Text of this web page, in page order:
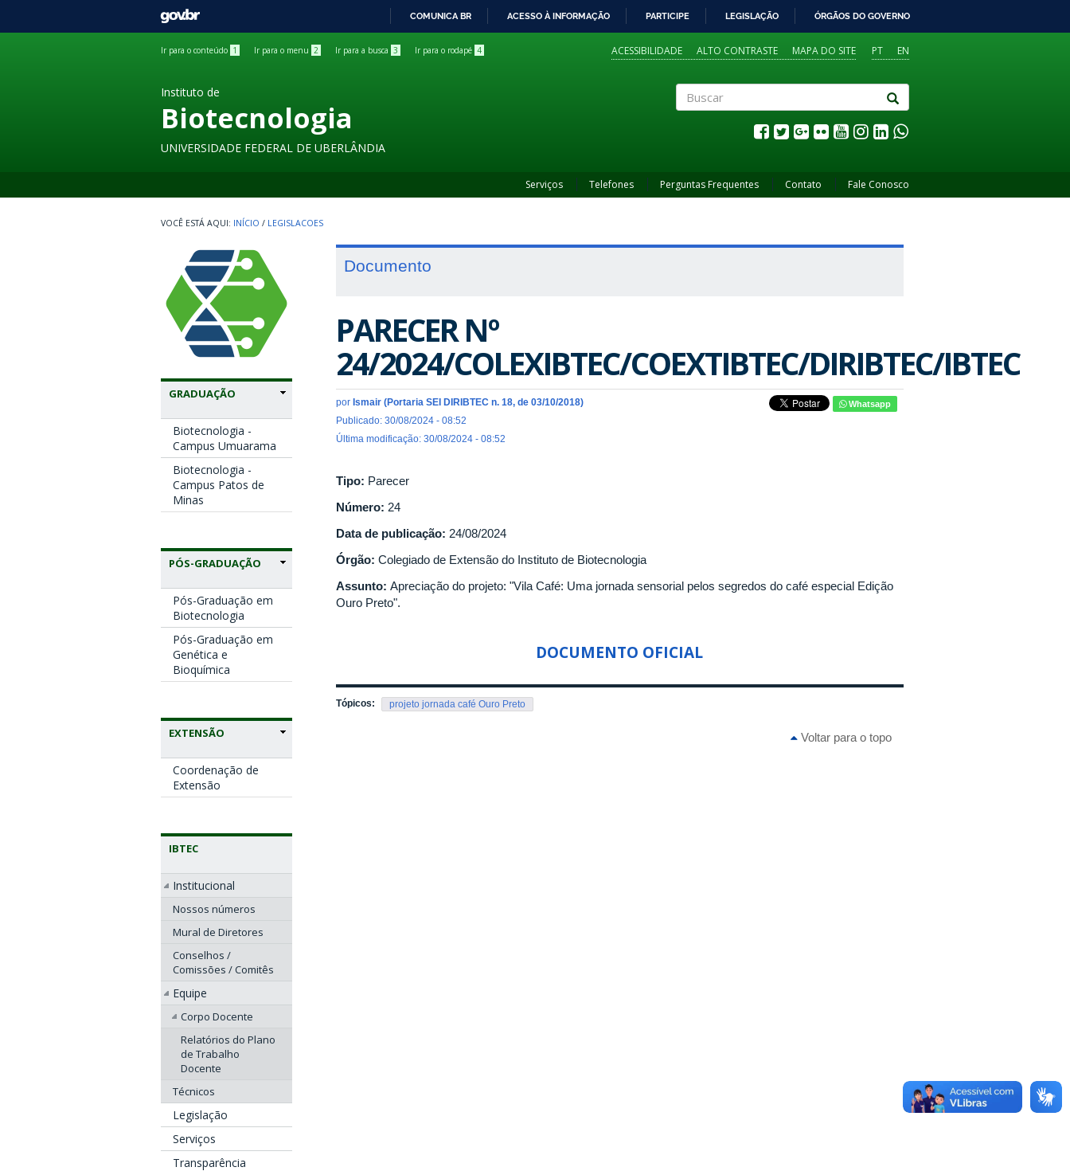
GOVBR
COMUNICA BR ACESSO À INFORMAÇÃO PARTICIPE LEGISLAÇÃO ÓRGÃOS DO GOVERNO
Ir para o conteúdo 1 Ir para o menu 2 Ir para a busca 3 Ir para o rodapé 4 PT EN
ACESSIBILIDADE ALTO CONTRASTE MAPA DO SITE
Instituto de
Biotecnologia
UNIVERSIDADE FEDERAL DE UBERLÂNDIA
Serviços Telefones Perguntas Frequentes Contato Fale Conosco
INÍCIO / LEGISLACOES
GRADUAÇÃO
Biotecnologia -
Campus Umuarama
Biotecnologia -
Campus Patos de
Minas
PÓS-GRADUAÇÃO
Pós-Graduação em
Biotecnologia
Pós-Graduação em
Genética e
Bioquímica
EXTENSÃO
Coordenação de
Extensão
IBTEC
Institucional
Nossos números
Mural de Diretores
Conselhos /
Comissões / Comitês
Equipe
Corpo Docente
Relatórios do Plano
de Trabalho
Docente
Técnicos
Legislação
Serviços
Transparência
Documento
PARECER Nº
24/2024/COLEXIBTEC/COEXTIBTEC/DIRIBTEC/IBTEC
por Ismair (Portaria SEI DIRIBTEC n. 18, de 03/10/2018)
Publicado: 30/08/2024 - 08:52
Última modificação: 30/08/2024 - 08:52
Whatsapp
Tipo: Parecer
Número: 24
Data de publicação: 24/08/2024
Órgão: Colegiado de Extensão do Instituto de Biotecnologia
Assunto: Apreciação do projeto: "Vila Café: Uma jornada sensorial pelos segredos do café especial Edição
Ouro Preto".
DOCUMENTO OFICIAL
Tópicos: projeto jornada café Ouro Preto
Voltar para o topo